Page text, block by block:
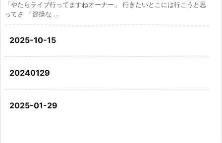
「やたらライブ行ってますねオーナー」 行きたいとこには行こうと思
ってさ 「節操な ...
2025-10-15
20240129
2025-01-29